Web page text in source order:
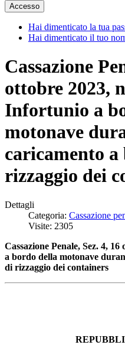
Accesso
Hai dimenticato la tua
Hai dimenticato il tuo
Cassazione
ottobre 2023,
Infortunio a
motonave
caricamento a
rizzaggio dei
Dettagli
Categoria: Cassazione
Visite: 2305
Cassazione Penale, Sez. 4,
a bordo della motonave
di rizzaggio dei containers